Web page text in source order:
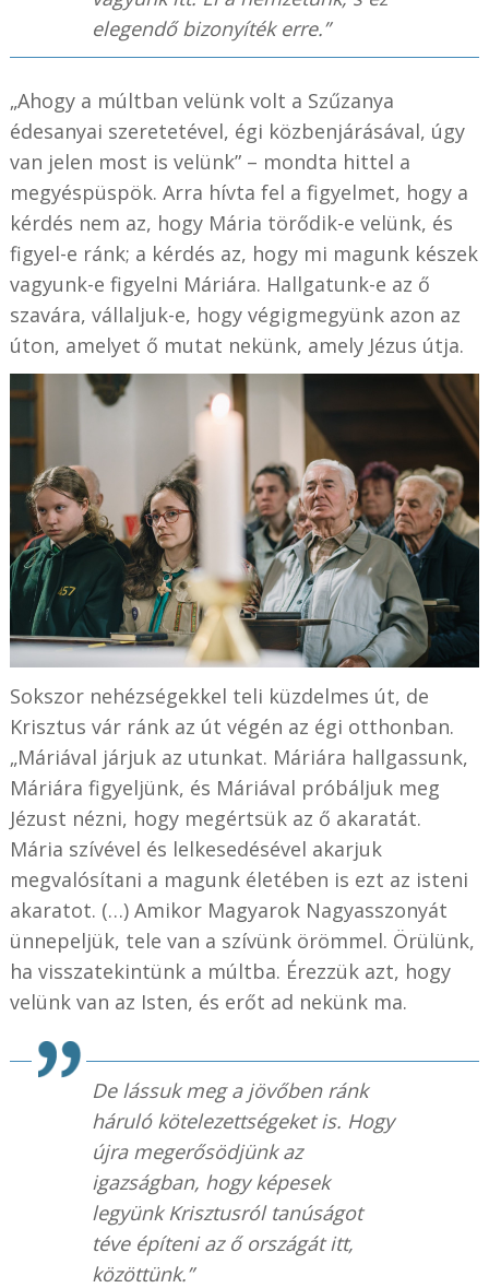
elegendő bizonyíték erre.”
„Ahogy a múltban velünk volt a Szűzanya
édesanyai szeretetével, égi közbenjárásával, úgy
van jelen most is velünk” – mondta hittel a
megyéspüspök. Arra hívta fel a figyelmet, hogy a
kérdés nem az, hogy Mária törődik-e velünk, és
figyel-e ránk; a kérdés az, hogy mi magunk készek
vagyunk-e figyelni Máriára. Hallgatunk-e az ő
szavára, vállaljuk-e, hogy végigmegyünk azon az
úton, amelyet ő mutat nekünk, amely Jézus útja.
Sokszor nehézségekkel teli küzdelmes út, de
Krisztus vár ránk az út végén az égi otthonban.
„Máriával járjuk az utunkat. Máriára hallgassunk,
Máriára figyeljünk, és Máriával próbáljuk meg
Jézust nézni, hogy megértsük az ő akaratát.
Mária szívével és lelkesedésével akarjuk
megvalósítani a magunk életében is ezt az isteni
akaratot. (…) Amikor Magyarok Nagyasszonyát
ünnepeljük, tele van a szívünk örömmel. Örülünk,
ha visszatekintünk a múltba. Érezzük azt, hogy
velünk van az Isten, és erőt ad nekünk ma.
De lássuk meg a jövőben ránk
háruló kötelezettségeket is. Hogy
újra megerősödjünk az
igazságban, hogy képesek
legyünk Krisztusról tanúságot
téve építeni az ő országát itt,
közöttünk.”